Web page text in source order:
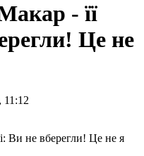
- її
Це не
11:12